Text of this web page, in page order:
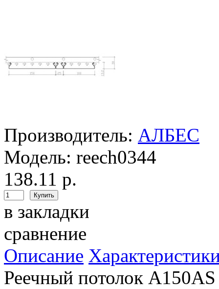
Производитель: АЛБЕС
Модель: reech0344
138.11 р.
в закладки
сравнение
Описание
Реечный потолок